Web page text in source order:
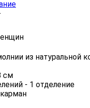
из натуральной
см
- 1 отделение